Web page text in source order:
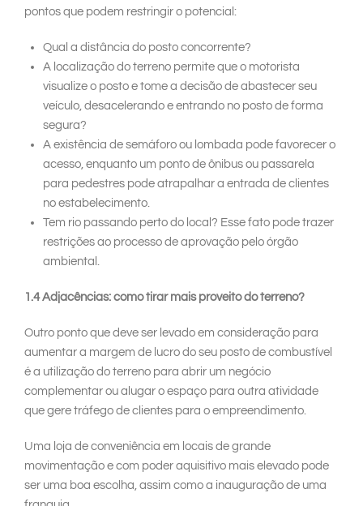
pontos que podem restringir o potencial:
Qual a distância do posto concorrente?
A localização do terreno permite que o motorista
visualize o posto e tome a decisão de abastecer seu
veículo, desacelerando e entrando no posto de forma
segura?
A existência de semáforo ou lombada pode favorecer o
acesso, enquanto um ponto de ônibus ou passarela
para pedestres pode atrapalhar a entrada de clientes
no estabelecimento.
Tem rio passando perto do local? Esse fato pode trazer
restrições ao processo de aprovação pelo órgão
ambiental.
1.4 Adjacências: como tirar mais proveito do terreno?
Outro ponto que deve ser levado em consideração para
aumentar a margem de lucro do seu posto de combustível
é a utilização do terreno para abrir um negócio
complementar ou alugar o espaço para outra atividade
que gere tráfego de clientes para o empreendimento.
Uma loja de conveniência em locais de grande
movimentação e com poder aquisitivo mais elevado pode
ser uma boa escolha, assim como a inauguração de uma